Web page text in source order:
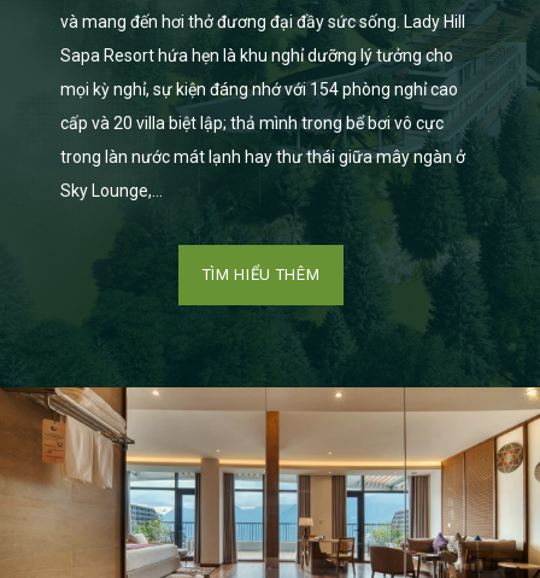
và mang đến hơi thở đương đại đầy sức sống. Lady Hill
Sapa Resort hứa hẹn là khu nghỉ dưỡng lý tưởng cho
mọi kỳ nghỉ, sự kiện đáng nhớ với 154 phòng nghỉ cao
cấp và 20 villa biệt lập; thả mình trong bể bơi vô cực
trong làn nước mát lạnh hay thư thái giữa mây ngàn ở
Sky Lounge,…
TÌM HIỂU THÊM